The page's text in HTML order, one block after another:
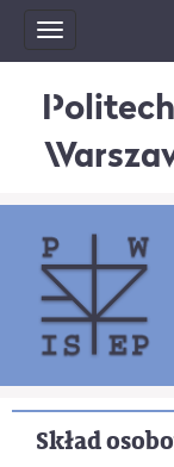
Toggle
navigation
Skład